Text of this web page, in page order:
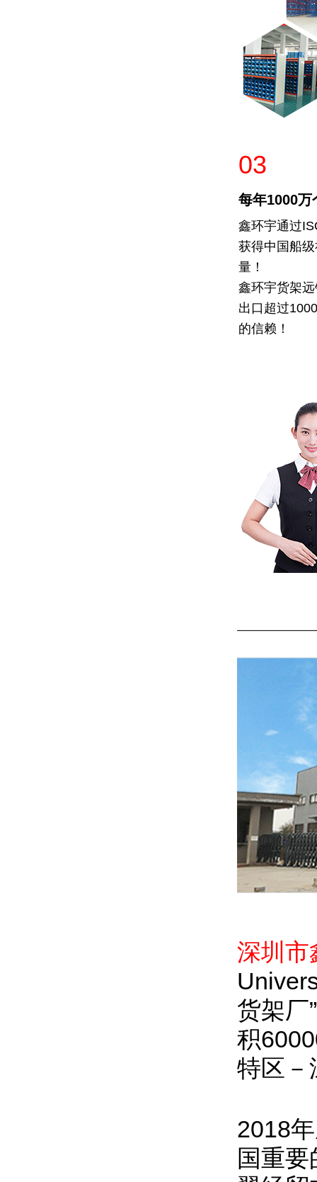
03
每年1000万
鑫环宇通过
获得中国船
量！
鑫环宇货架
出口超过
的信赖！
深圳市
货架厂
积
特区－
2018
国重